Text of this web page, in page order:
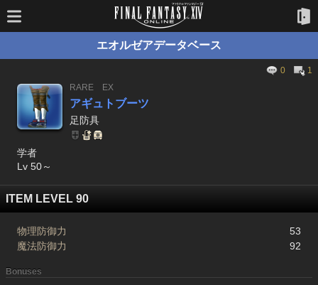
エオルゼアデータベース
0
1
RARE
EX
アギュトブーツ
足防具
学者
Lv 50～
ITEM LEVEL 90
物理防御力
53
魔法防御力
92
Bonuses